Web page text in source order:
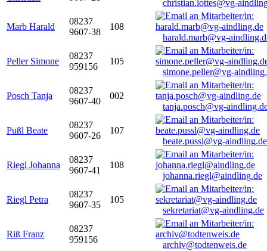
christian.lottes@vg-
Marb Harald
08237
9607-38
108
harald.marb@vg-
Peller Simone
08237
959156
105
simone.peller@vg-
Posch Tanja
08237
9607-40
002
tanja.posch@vg-
Pußl Beate
08237
9607-26
107
beate.pussl@vg-aindling.de
Riegl Johanna
08237
9607-41
108
johanna.riegl@aindling.de
Riegl Petra
08237
9607-35
105
sekretariat@vg-aindling.de
Riß Franz
08237
959156
archiv@todtenweis.de